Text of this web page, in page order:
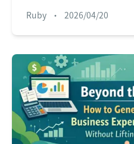
Ruby • 2026/04/20